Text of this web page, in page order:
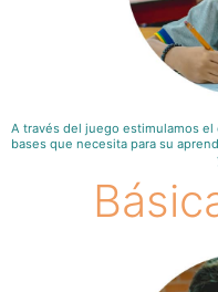
A través del juego estimulamos
bases que necesita para su